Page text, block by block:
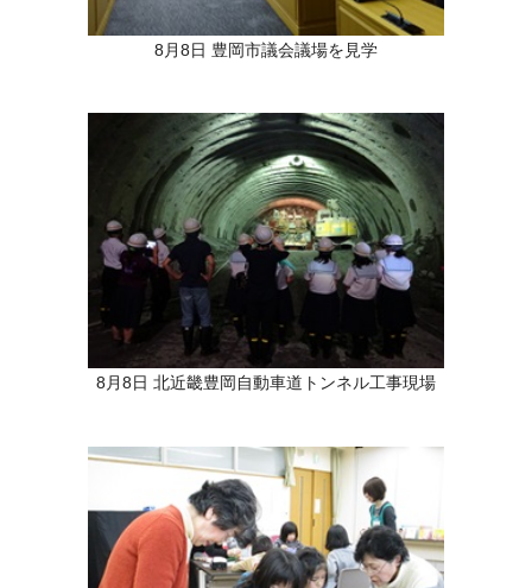
8月8日 豊岡市議会議場を見学
8月8日 北近畿豊岡自動車道トンネル工事現場